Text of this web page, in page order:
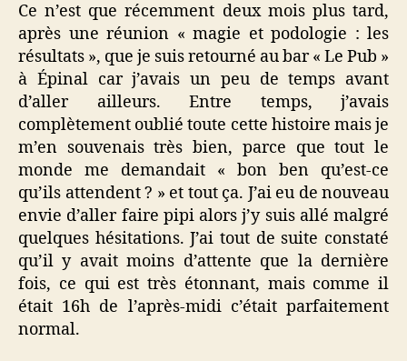
Ce n’est que récemment deux mois plus tard,
après une réunion « magie et podologie : les
résultats », que je suis retourné au bar « Le Pub »
à Épinal car j’avais un peu de temps avant
d’aller ailleurs. Entre temps, j’avais
complètement oublié toute cette histoire mais je
m’en souvenais très bien, parce que tout le
monde me demandait « bon ben qu’est-ce
qu’ils attendent ? » et tout ça. J’ai eu de nouveau
envie d’aller faire pipi alors j’y suis allé malgré
quelques hésitations. J’ai tout de suite constaté
qu’il y avait moins d’attente que la dernière
fois, ce qui est très étonnant, mais comme il
était 16h de l’après-midi c’était parfaitement
normal.